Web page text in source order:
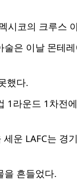
시코의 크루스
은 이날 몬테
했다.
1라운드 1차전
운 LAFC는 경
을 흔들었다.